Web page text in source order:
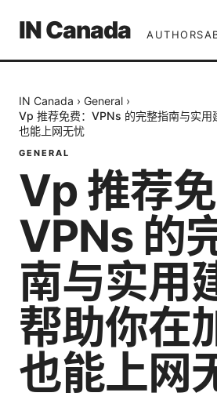
IN Canada AUTHORS
IN Canada › General ›
Vp 推荐免费：VPNs 的完整指南与实用
也能上网无忧
GENERAL
Vp 推荐免
VPNs 的
南与实用
帮助你在
也能上网